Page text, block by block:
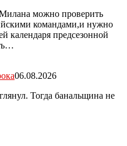
можно проверить
командами,и нужно
календаря предсезонной
06.08.2026
Тогда банальщина не